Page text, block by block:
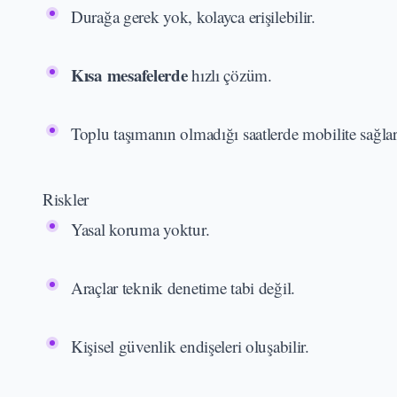
Durağa gerek yok, kolayca erişilebilir.
Kısa mesafelerdehızlı çözüm.
Toplu taşımanın olmadığı saatlerde mobilite
Riskler
Yasal koruma yoktur.
Araçlar teknik denetime tabi değil.
Kişisel güvenlik endişeleri oluşabilir.